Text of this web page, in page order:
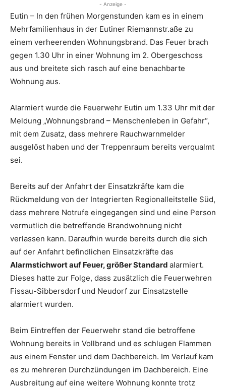
- Anzeige -
Eutin – In den frühen Morgenstunden kam es in einem
Mehrfamilienhaus in der Eutiner Riemannstr.aße zu
einem verheerenden Wohnungsbrand. Das Feuer brach
gegen 1.30 Uhr in einer Wohnung im 2. Obergeschoss
aus und breitete sich rasch auf eine benachbarte
Wohnung aus.
Alarmiert wurde die Feuerwehr Eutin um 1.33 Uhr mit der
Meldung „Wohnungsbrand – Menschenleben in Gefahr“,
mit dem Zusatz, dass mehrere Rauchwarnmelder
ausgelöst haben und der Treppenraum bereits verqualmt
sei.
Bereits auf der Anfahrt der Einsatzkräfte kam die
Rückmeldung von der Integrierten Regionalleitstelle Süd,
dass mehrere Notrufe eingegangen sind und eine Person
vermutlich die betreffende Brandwohnung nicht
verlassen kann. Daraufhin wurde bereits durch die sich
auf der Anfahrt befindlichen Einsatzkräfte das
Alarmstichwort auf Feuer, größer Standard alarmiert.
Dieses hatte zur Folge, dass zusätzlich die Feuerwehren
Fissau-Sibbersdorf und Neudorf zur Einsatzstelle
alarmiert wurden.
Beim Eintreffen der Feuerwehr stand die betroffene
Wohnung bereits in Vollbrand und es schlugen Flammen
aus einem Fenster und dem Dachbereich. Im Verlauf kam
es zu mehreren Durchzündungen im Dachbereich. Eine
Ausbreitung auf eine weitere Wohnung konnte trotz